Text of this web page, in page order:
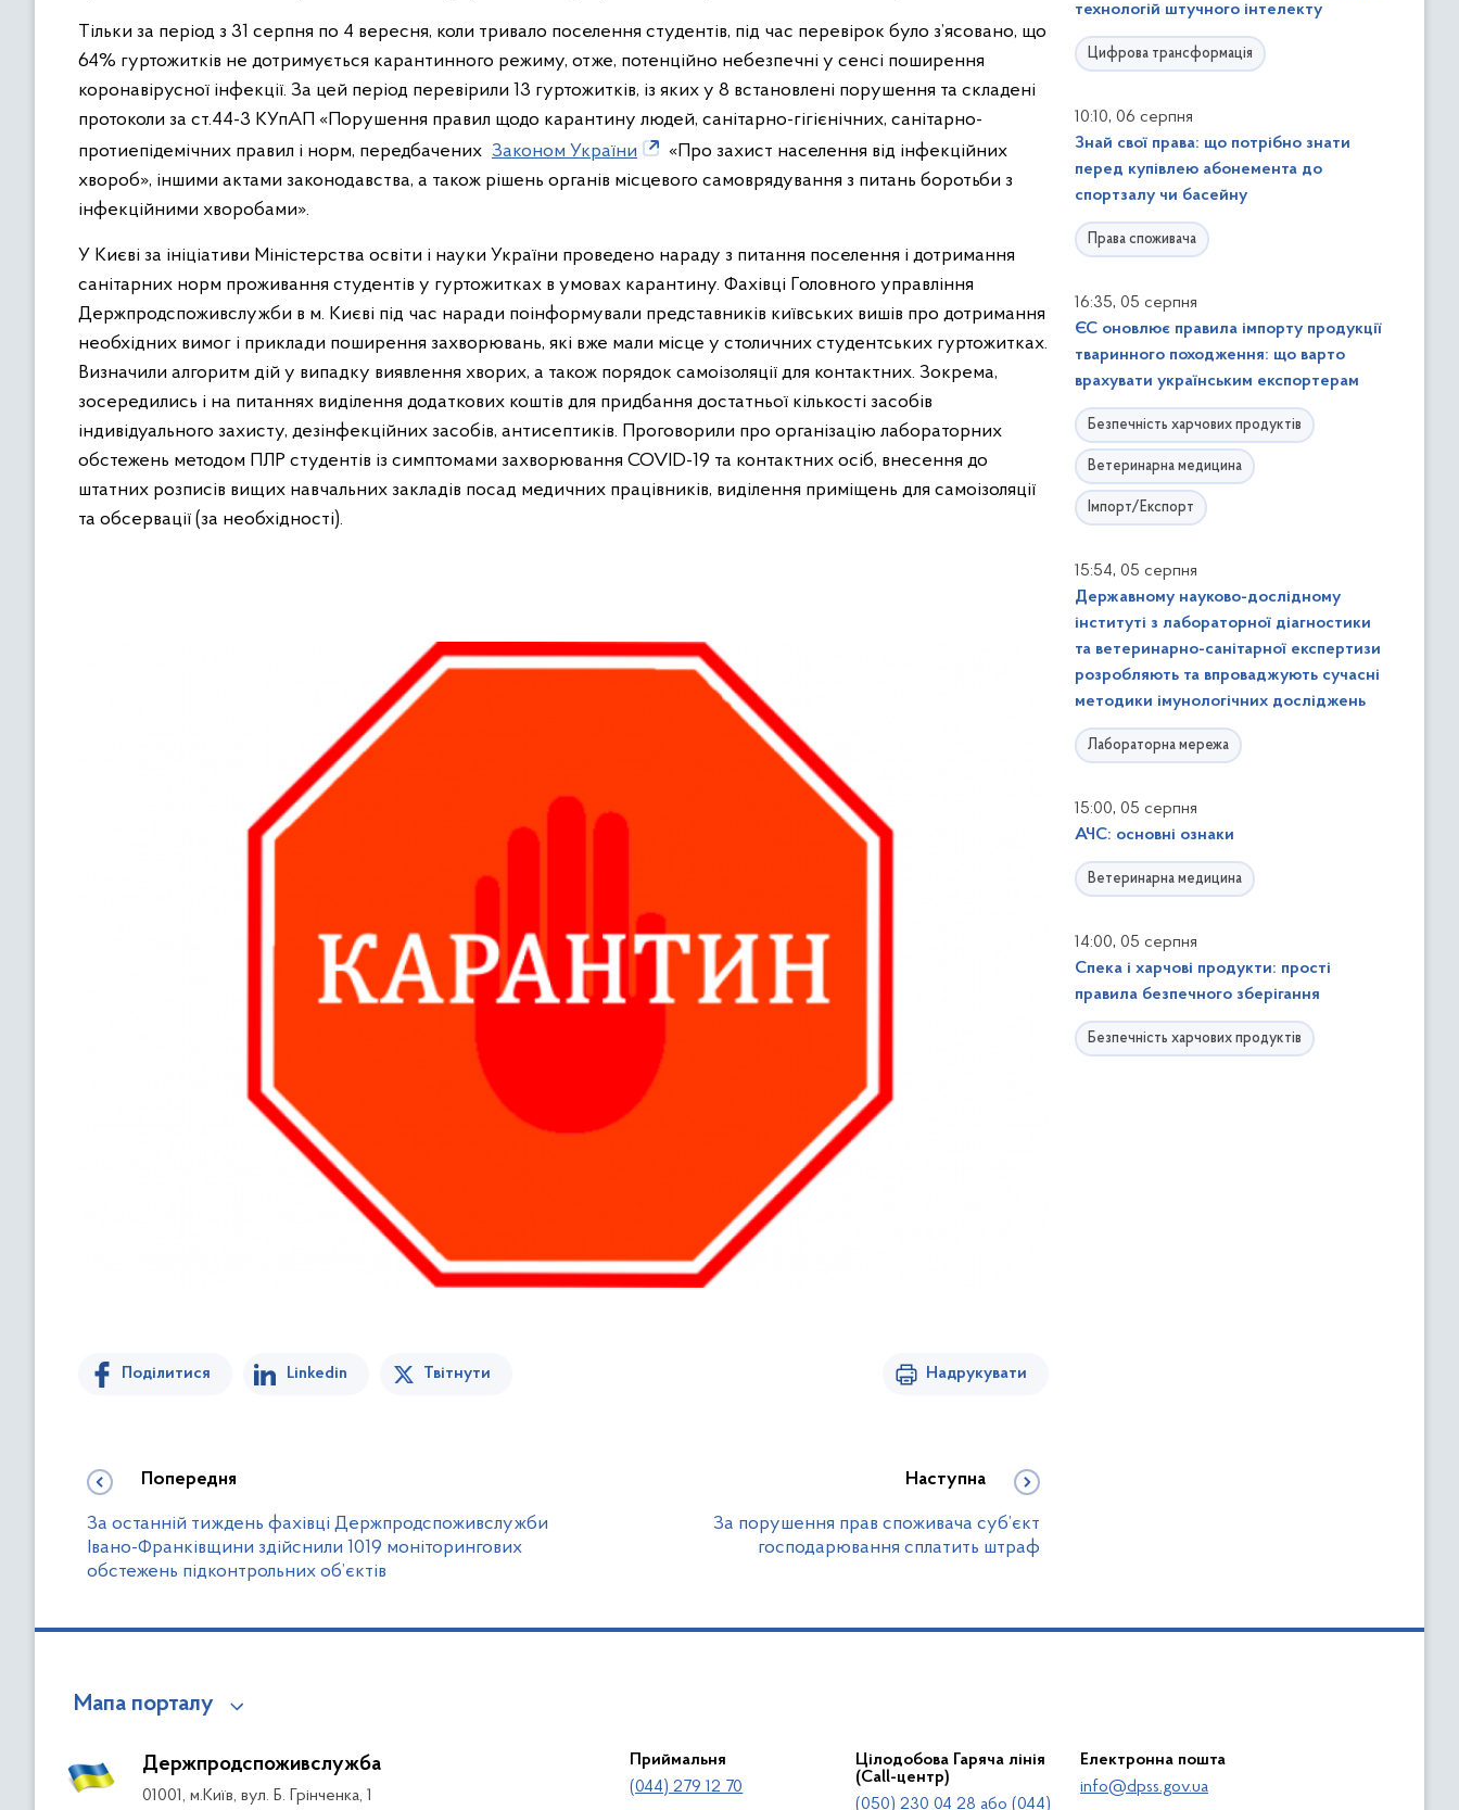
Тільки за період з 31 серпня по 4 вересня, коли тривало поселення студентів, під час перевірок було з’ясовано, що
64% гуртожитків не дотримується карантинного режиму, отже, потенційно небезпечні у сенсі поширення
коронавірусної інфекції. За цей період перевірили 13 гуртожитків, із яких у 8 встановлені порушення та складені
протоколи за ст.44-3 КУпАП «Порушення правил щодо карантину людей, санітарно-гігієнічних, санітарно-
протиепідемічних правил і норм, передбачених Законом України
«Про захист населення від інфекційних
хвороб», іншими актами законодавства, а також рішень органів місцевого самоврядування з питань боротьби з
інфекційними хворобами».
У Києві за ініціативи Міністерства освіти і науки України проведено нараду з питання поселення і дотримання
санітарних норм проживання студентів у гуртожитках в умовах карантину. Фахівці Головного управління
Держпродспоживслужби в м. Києві під час наради поінформували представників київських вишів про дотримання
необхідних вимог і приклади поширення захворювань, які вже мали місце у столичних студентських гуртожитках.
Визначили алгоритм дій у випадку виявлення хворих, а також порядок самоізоляції для контактних. Зокрема,
зосередились і на питаннях виділення додаткових коштів для придбання достатньої кількості засобів
індивідуального захисту, дезінфекційних засобів, антисептиків. Проговорили про організацію лабораторних
обстежень методом ПЛР студентів із симптомами захворювання COVID-19 та контактних осіб, внесення до
штатних розписів вищих навчальних закладів посад медичних працівників, виділення приміщень для самоізоляції
та обсервації (за необхідності).
Поділитися Linkedin Твітнути Надрукувати
Попередня
За останній тиждень фахівці Держпродспоживслужби
Івано-Франківщини здійснили 1019 моніторингових
обстежень підконтрольних об’єктів
Наступна
За порушення прав споживача суб’єкт
господарювання сплатить штраф
технологій штучного інтелекту
Цифрова трансформація
10:10, 06 серпня
Знай свої права: що потрібно знати
перед купівлею абонемента до
спортзалу чи басейну
Права споживача
16:35, 05 серпня
ЄС оновлює правила імпорту продукції
тваринного походження: що варто
врахувати українським експортерам
Безпечність харчових продуктів
Ветеринарна медицина
Імпорт/Експорт
15:54, 05 серпня
Державному науково-дослідному
інституті з лабораторної діагностики
та ветеринарно-санітарної експертизи
розробляють та впроваджують сучасні
методики імунологічних досліджень
Лабораторна мережа
15:00, 05 серпня
АЧС: основні ознаки
Ветеринарна медицина
14:00, 05 серпня
Спека і харчові продукти: прості
правила безпечного зберігання
Безпечність харчових продуктів
Мапа порталу
Держпродспоживслужба
01001, м.Київ, вул. Б. Грінченка, 1
Приймальня
(044) 279 12 70
Цілодобова Гаряча лінія
(Call-центр)
(050) 230 04 28 або (044)
Електронна пошта
info@dpss.gov.ua